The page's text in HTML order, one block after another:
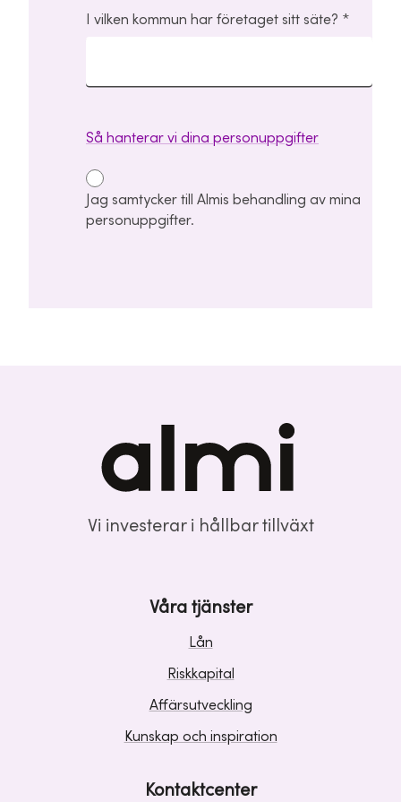
I vilken kommun har företaget sitt säte?
Så hanterar vi dina personuppgifter
Jag samtycker till Almis behandling av mina
personuppgifter.
Vi investerar i hållbar tillväxt
Våra tjänster
Lån
Riskkapital
Affärsutveckling
Kunskap och inspiration
Kontaktcenter